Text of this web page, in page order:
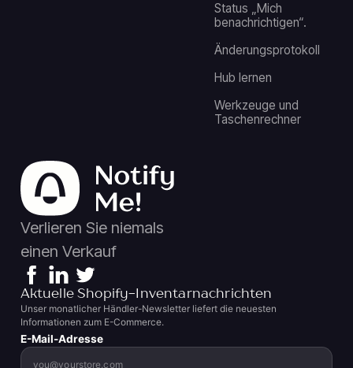
Status „Mich
benachrichtigen“.
Änderungsprotokoll
Hub lernen
Werkzeuge und
Taschenrechner
Verlieren Sie niemals
einen Verkauf
Aktuelle Shopify-Inventarnachrichten
Unser monatlicher Händler-Newsletter liefert die neuesten
Informationen zum E-Commerce.
E-Mail-Adresse